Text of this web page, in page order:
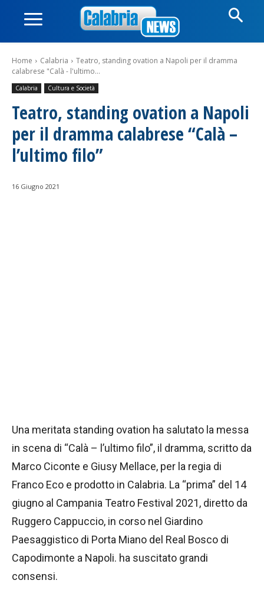
Home Calabria
Teatro, standing ovation a Napoli per il dramma
calabrese "Calà - l'ultimo...
Calabria Cultura e Società
Teatro, standing ovation a Napoli
per il dramma calabrese “Calà –
l’ultimo filo”
16 Giugno 2021
Una meritata standing ovation ha salutato la messa
in scena di “Calà – l’ultimo filo”, il dramma, scritto da
Marco Ciconte e Giusy Mellace, per la regia di
Franco Eco e prodotto in Calabria. La “prima” del 14
giugno al Campania Teatro Festival 2021, diretto da
Ruggero Cappuccio, in corso nel Giardino
Paesaggistico di Porta Miano del Real Bosco di
Capodimonte a Napoli. ha suscitato grandi
consensi.